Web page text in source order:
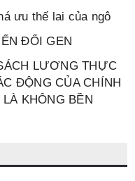
ưu thế lai của ngô
ĐỔI GEN
LƯƠNG THỰC
ĐỘNG CỦA CHÍNH
KHÔNG BỀN